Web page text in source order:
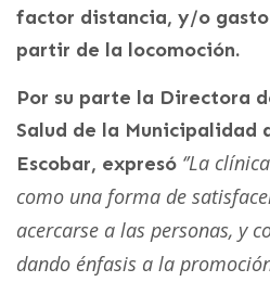
factor distancia, y/o gasto
partir de la locomoción.
Por su parte la Directora
Salud de la Municipalidad
Escobar, expresó ‘’La
como una forma de
acercarse a las personas, y
dando énfasis a la